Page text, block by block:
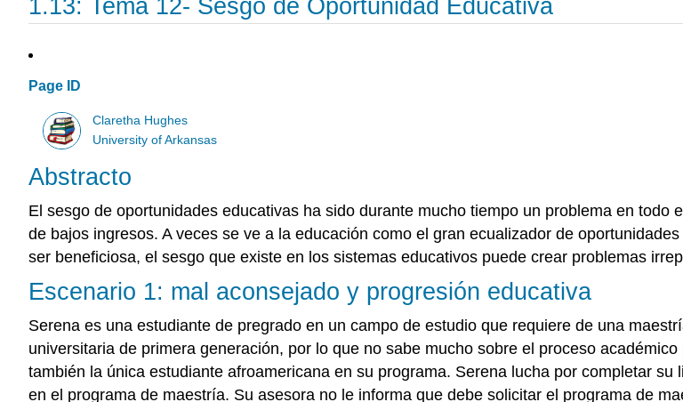
1.13: Tema 12- Sesgo de Oportunidad Educativa
Page ID
Claretha Hughes
University of Arkansas
Abstracto
El sesgo de oportunidades educativas ha sido durante mucho tiempo un problema en
de bajos ingresos. A veces se ve a la educación como el gran ecualizador de
ser beneficiosa, el sesgo que existe en los sistemas educativos puede crear problemas
Escenario 1: mal aconsejado y progresión educativa
Serena es una estudiante de pregrado en un campo de estudio que requiere de una
universitaria de primera generación, por lo que no sabe mucho sobre el proceso
también la única estudiante afroamericana en su programa. Serena lucha por completar
en el programa de maestría. Su asesora no le informa que debe solicitar el programa de